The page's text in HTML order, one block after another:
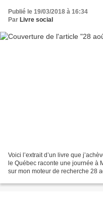
Publié le 19/03/2018 à 16:34
Par Livre social
Voici l’extrait d’un livre que
le Québec raconte une journée à
sur mon moteur de recherche 28